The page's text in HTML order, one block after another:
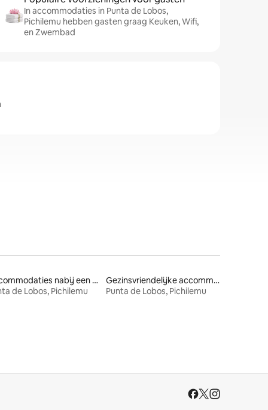
In accommodaties in Punta de Lobos,
Pichilemu hebben gasten graag Keuken, Wifi,
en Zwembad
Accommodaties nabij een strand
de Lobos, Pichilemu
Gezinsvriendelijke accommodaties
Punta de Lobos, Pichilemu